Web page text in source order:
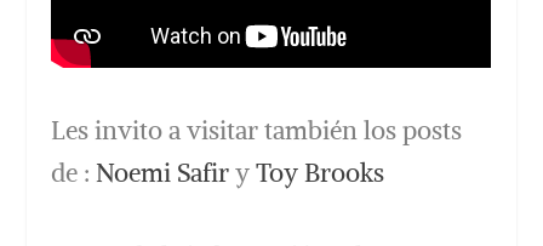
Les invito a visitar también los posts
de :Noemi SafiryToy Brooks